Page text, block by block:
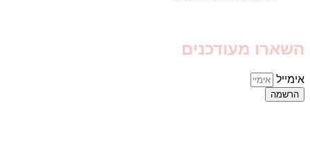
השארו מעודכנים
אימייל
הרשמה